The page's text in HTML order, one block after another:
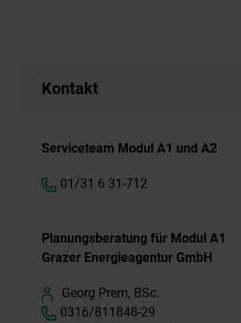
Kontakt
Serviceteam Modul A1 und A2
01/31 6 31-712
Planungsberatung für Modul A1
Grazer Energieagentur GmbH
Georg Prem, BSc.
0316/811848-29